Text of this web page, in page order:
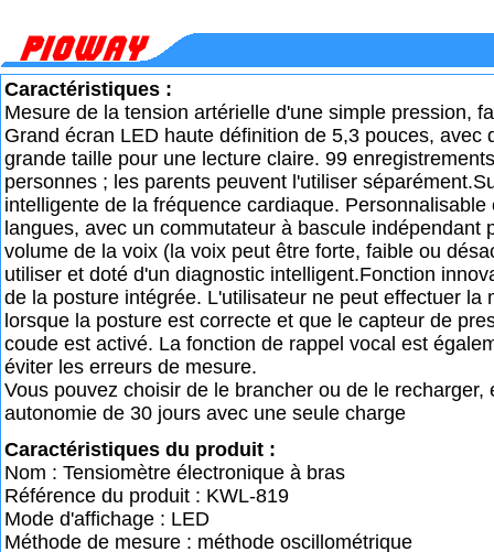
Caractéristiques :
Mesure de la tension artérielle d'une simple pression,
Grand écran LED haute définition de 5,3 pouces, avec
grande taille pour une lecture claire. 99
personnes ; les parents peuvent l'utiliser
intelligente de la fréquence cardiaque. Personnalisable
langues, avec un commutateur à bascule indépendant
volume de la voix (la voix peut être forte, faible ou
utiliser et doté d'un diagnostic intelligent.Fonction
de la posture intégrée. L'utilisateur ne peut effectuer la
lorsque la posture est correcte et que le capteur de
coude est activé. La fonction de rappel vocal est
éviter les erreurs de mesure.
Vous pouvez choisir de le brancher ou de le recharger,
autonomie de 30 jours avec une seule charge
Caractéristiques du produit :
Nom : Tensiomètre électronique à bras
Référence du produit : KWL-819
Mode d'affichage : LED
Méthode de mesure : méthode oscillométrique